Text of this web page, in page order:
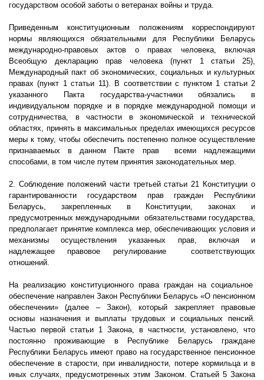
государством особой заботы о ветеранах войны и труда.
Приведенным конституционным положениям корреспондируют
нормы являющихся обязательными для Республики Беларусь
международно-правовых актов о правах человека, включая
Всеобщую декларацию прав человека (пункт 1 статьи 25),
Международный пакт об экономических, социальных и культурных
правах (пункт 1 статьи 11). В соответствии с пунктом 1 статьи 2
указанного Пакта государства-участники обязались в
индивидуальном порядке и в порядке международной помощи и
сотрудничества, в частности в экономической и технической
областях, принять в максимальных пределах имеющихся ресурсов
меры к тому, чтобы обеспечить постепенно полное осуществление
признаваемых в данном Пакте прав
всеми надлежащими
способами, в том числе путем принятия законодательных мер.
2. Соблюдение положений части третьей статьи 21 Конституции о
гарантированности государством прав граждан Республики
Беларусь, закрепленных в Конституции, законах и
предусмотренных международными обязательствами государства,
предполагает принятие комплекса мер, обеспечивающих условия и
механизмы осуществления указанных прав, включая и
надлежащее правовое регулирование
соответствующих
отношений.
На реализацию конституционного права граждан на социальное
обеспечение направлен Закон Республики Беларусь «О пенсионном
обеспечении» (далее – Закон), который закрепляет правовые
основы назначения и выплаты трудовых и социальных пенсий.
Частью первой статьи 1 Закона, в частности, установлено, что
постоянно проживающие в Республике Беларусь граждане
Республики Беларусь имеют право на государственное пенсионное
обеспечение в старости, при инвалидности, потере кормильца и в
иных случаях, предусмотренных этим Законом. Статьей 5 Закона